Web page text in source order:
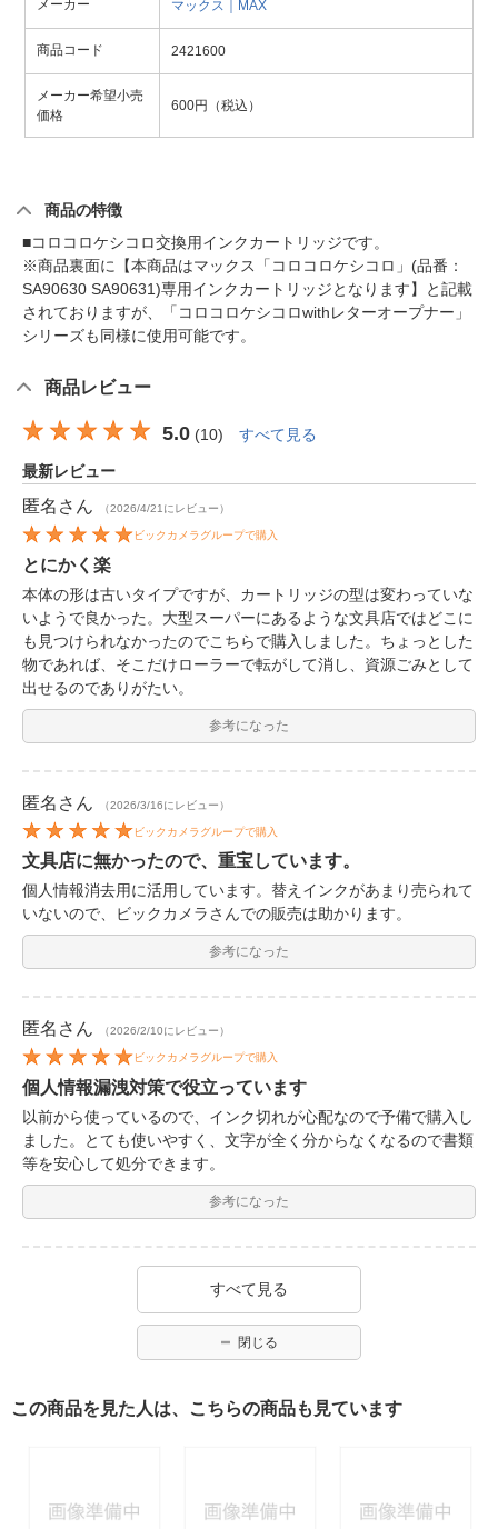
メーカー マックス｜MAX
商品コード 2421600
メーカー希望小売
価格
600円（税込）
商品の特徴
■コロコロケシコロ交換用インクカートリッジです。
※商品裏面に【本商品はマックス「コロコロケシコロ」(品番：
SA90630 SA90631)専用インクカートリッジとなります】と記載
されておりますが、「コロコロケシコロwithレターオープナー」
シリーズも同様に使用可能です。
商品レビュー
5.0 (10) すべて見る
最新レビュー
匿名 さん （2026/4/21にレビュー）
ビックカメラグループで購入
とにかく楽
本体の形は古いタイプですが、カートリッジの型は変わっていな
いようで良かった。大型スーパーにあるような文具店ではどこに
も見つけられなかったのでこちらで購入しました。ちょっとした
物であれば、そこだけローラーで転がして消し、資源ごみとして
出せるのでありがたい。
参考になった
匿名 さん （2026/3/16にレビュー）
ビックカメラグループで購入
文具店に無かったので、重宝しています。
個人情報消去用に活用しています。替えインクがあまり売られて
いないので、ビックカメラさんでの販売は助かります。
参考になった
匿名 さん （2026/2/10にレビュー）
ビックカメラグループで購入
個人情報漏洩対策で役立っています
以前から使っているので、インク切れが心配なので予備で購入し
ました。とても使いやすく、文字が全く分からなくなるので書類
等を安心して処分できます。
参考になった
すべて見る
閉じる
この商品を見た人は、こちらの商品も見ています